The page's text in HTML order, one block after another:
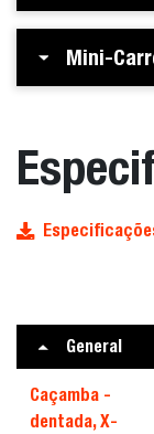
Mini-
General
Caçamba -
dentada, X-